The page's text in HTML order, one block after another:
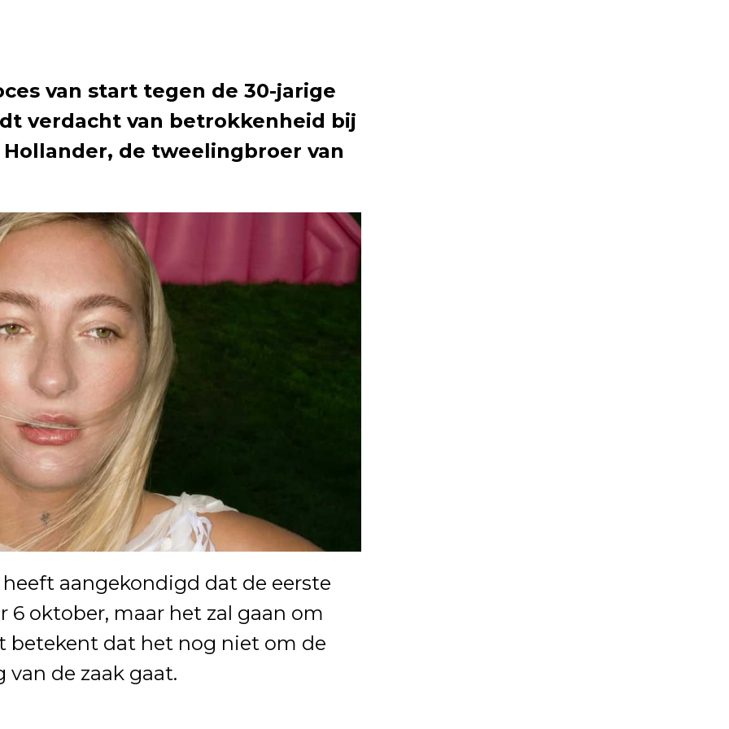
van start tegen de 30-jarige
verdacht van betrokkenheid bij
de tweelingbroer van
aangekondigd dat de eerste
oktober, maar het zal gaan om
betekent dat het nog niet om de
de zaak gaat.